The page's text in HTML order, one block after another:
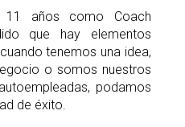
11 años como Coach
que hay elementos
tenemos una idea,
o somos nuestros
podamos
de éxito.